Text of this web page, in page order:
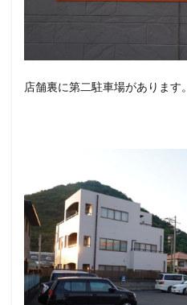
店舗裏に第二駐車場があります。